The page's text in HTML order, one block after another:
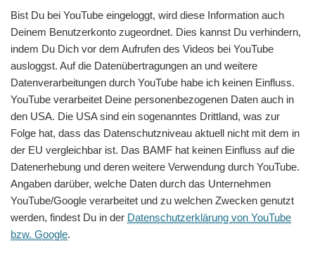
Bist Du bei YouTube eingeloggt, wird diese Information auch
Deinem Benutzerkonto zugeordnet. Dies kannst Du verhindern,
indem Du Dich vor dem Aufrufen des Videos bei YouTube
ausloggst. Auf die Datenübertragungen an und weitere
Datenverarbeitungen durch YouTube habe ich keinen Einfluss.
YouTube verarbeitet Deine personenbezogenen Daten auch in
den USA. Die USA sind ein sogenanntes Drittland, was zur
Folge hat, dass das Datenschutzniveau aktuell nicht mit dem in
der EU vergleichbar ist. Das BAMF hat keinen Einfluss auf die
Datenerhebung und deren weitere Verwendung durch YouTube.
Angaben darüber, welche Daten durch das Unternehmen
YouTube/Google verarbeitet und zu welchen Zwecken genutzt
werden, findest Du in der Datenschutzerklärung von YouTube
bzw. Google.